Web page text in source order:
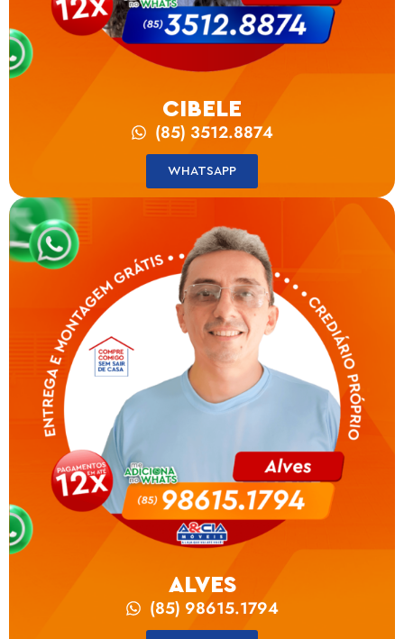
CIBELE
(85) 3512.8874
WHATSAPP
ALVES
(85) 98615.1794